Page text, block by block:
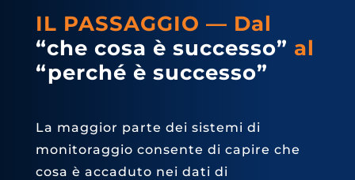
IL PASSAGGIO — Dal
“che cosa è successo” al
“perché è successo”
La maggior parte dei sistemi di
monitoraggio consente di capire che
cosa è accaduto nei dati di